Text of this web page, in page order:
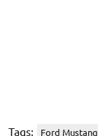
Tags: Ford Mustang